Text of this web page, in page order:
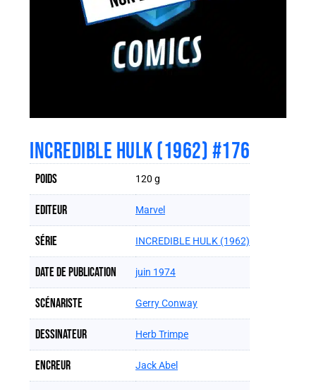
INCREDIBLE HULK (1962) #176
Poids 120 g
Editeur Marvel
Série INCREDIBLE HULK (1962)
Date de publication juin 1974
Scénariste Gerry Conway
Dessinateur Herb Trimpe
Encreur Jack Abel